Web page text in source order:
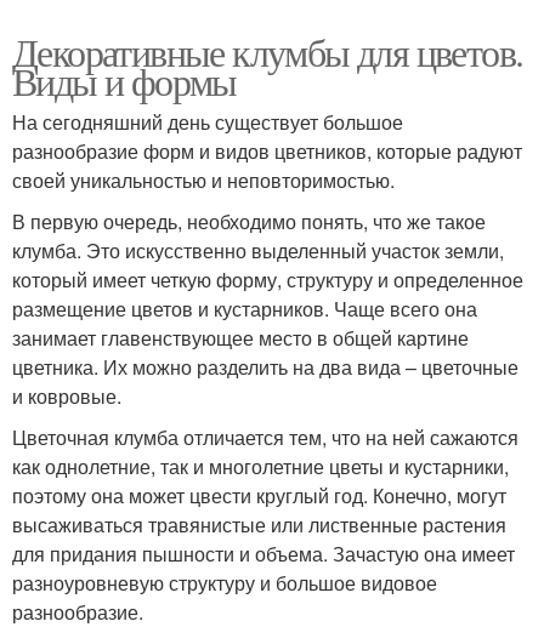
Декоративные клумбы для цветов.
Виды и формы
На сегодняшний день существует большое
разнообразие форм и видов цветников, которые радуют
своей уникальностью и неповторимостью.
В первую очередь, необходимо понять, что же такое
клумба. Это искусственно выделенный участок земли,
который имеет четкую форму, структуру и определенное
размещение цветов и кустарников. Чаще всего она
занимает главенствующее место в общей картине
цветника. Их можно разделить на два вида – цветочные
и ковровые.
Цветочная клумба отличается тем, что на ней сажаются
как однолетние, так и многолетние цветы и кустарники,
поэтому она может цвести круглый год. Конечно, могут
высаживаться травянистые или лиственные растения
для придания пышности и объема. Зачастую она имеет
разноуровневую структуру и большое видовое
разнообразие.